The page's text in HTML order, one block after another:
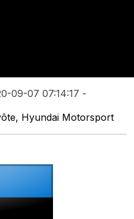
09-07 07:14:17 -
Hyundai Motorsport